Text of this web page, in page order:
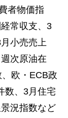
者物価指
常収支、3
小売売上
次原油在
欧・ECB政
数、3月住宅
況指数など